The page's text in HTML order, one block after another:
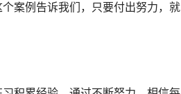
案例告诉我们，只要付出努力，就